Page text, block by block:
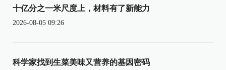
十亿分之一米尺度上，材料有了新能力
2026-08-05 09:26
科学家找到生菜美味又营养的基因密码